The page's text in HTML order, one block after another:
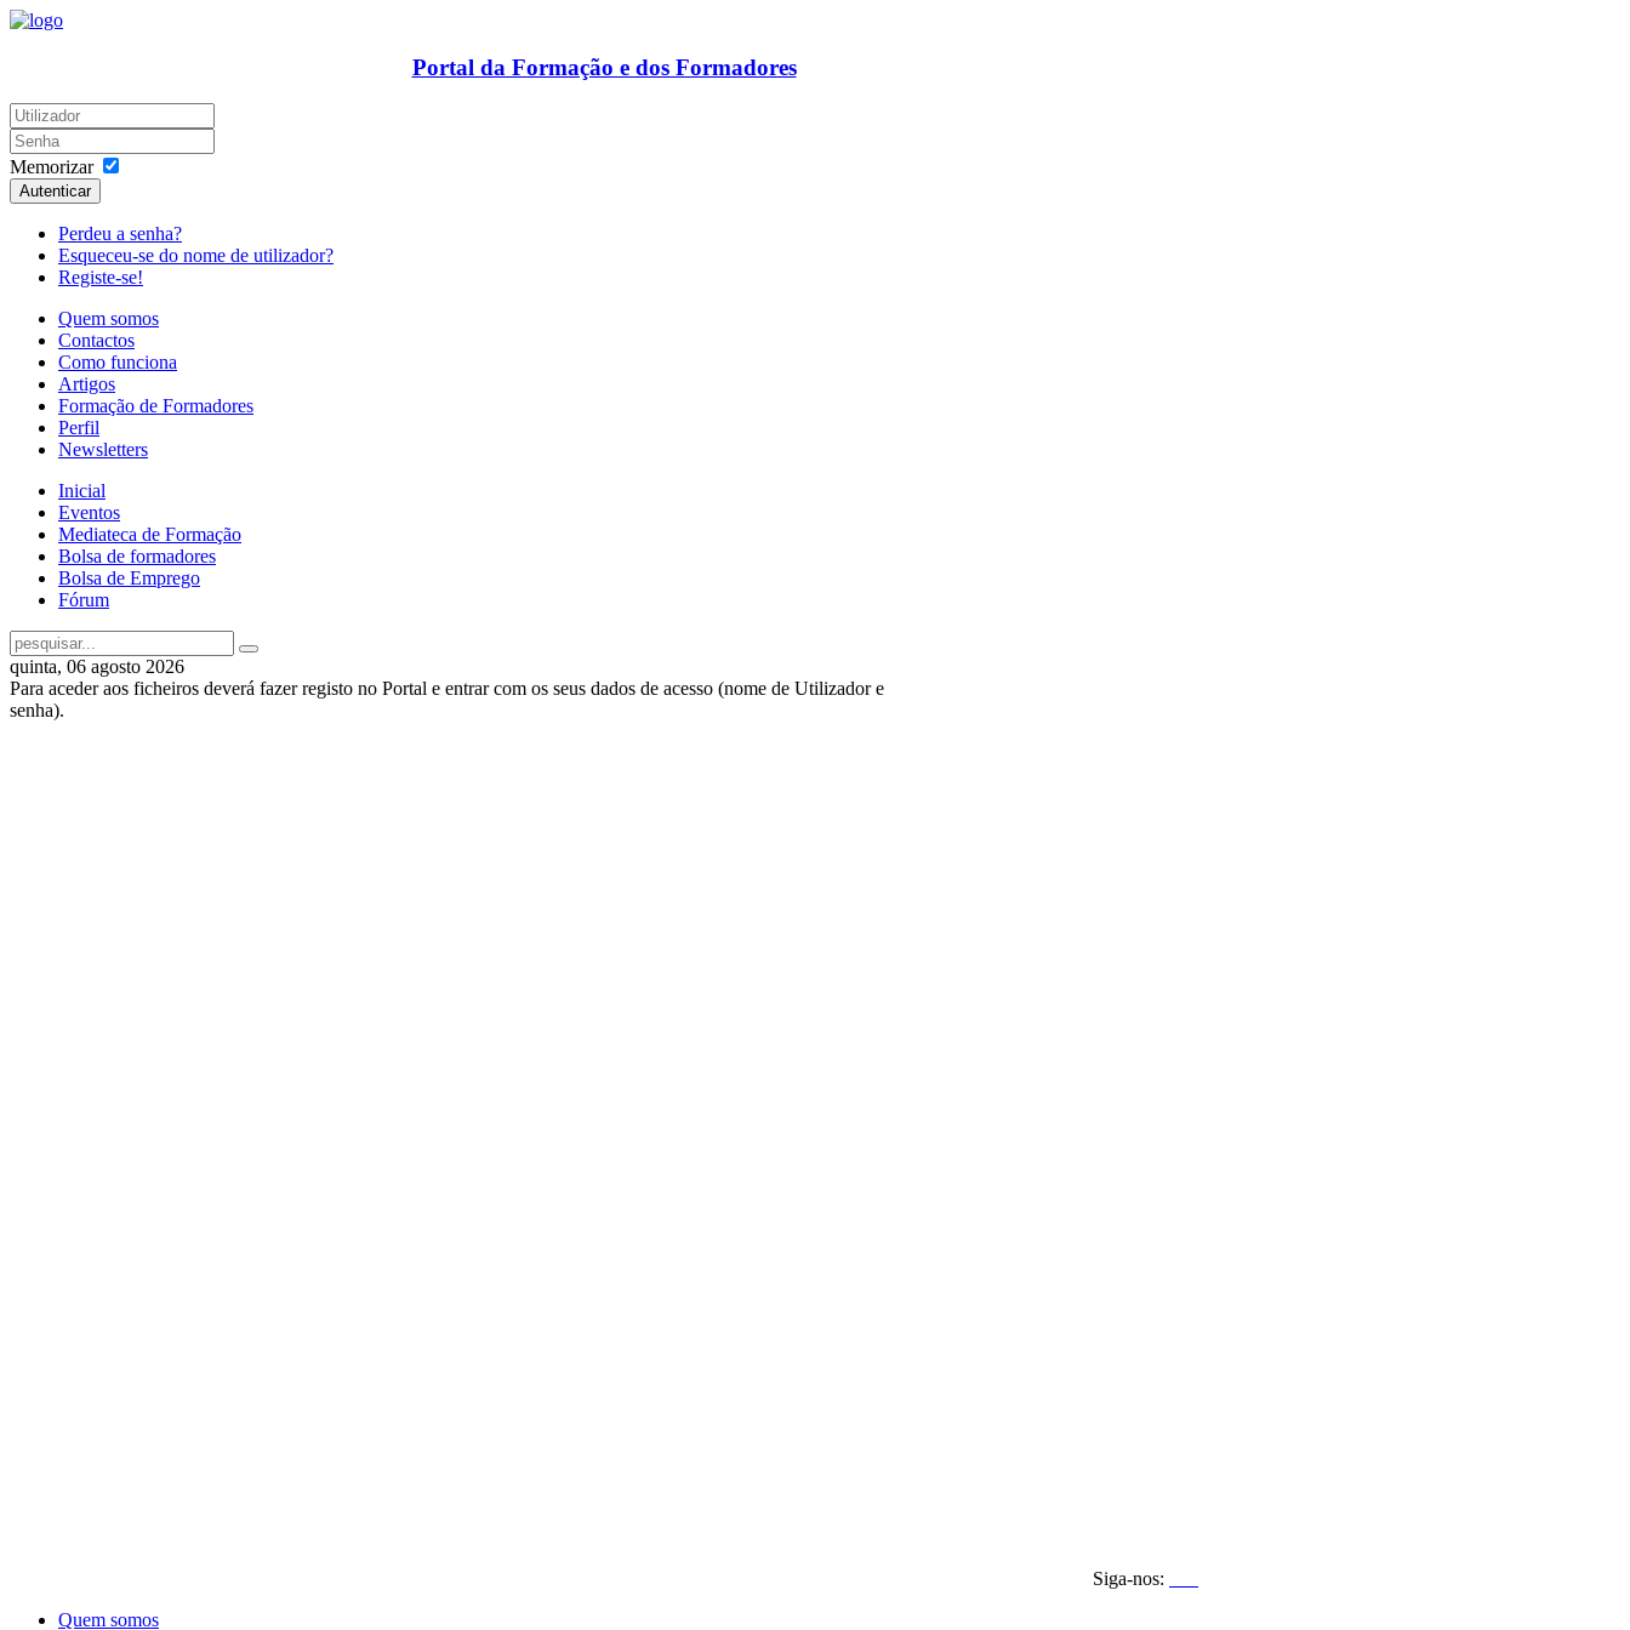
Portal da Formação e dos Formadores
Memorizar
Autenticar
Perdeu a senha?
Esqueceu-se do nome de utilizador?
Registe-se!
Quem somos
Contactos
Como funciona
Artigos
Formação de Formadores
Perfil
Newsletters
Inicial
Eventos
Mediateca de Formação
Bolsa de formadores
Bolsa de Emprego
Fórum
quinta, 06 agosto 2026
Para aceder aos ficheiros deverá fazer registo no Portal e entrar com os seus dados de acesso (nome de Utilizador e
senha).
Siga-nos:
Quem somos